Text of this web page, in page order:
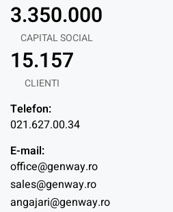
CAPITAL SOCIAL
3.350.000
CLIENTI
15.157
Telefon:
021.627.00.34
E-mail:
office@genway.ro
sales@genway.ro
angajari@genway.ro